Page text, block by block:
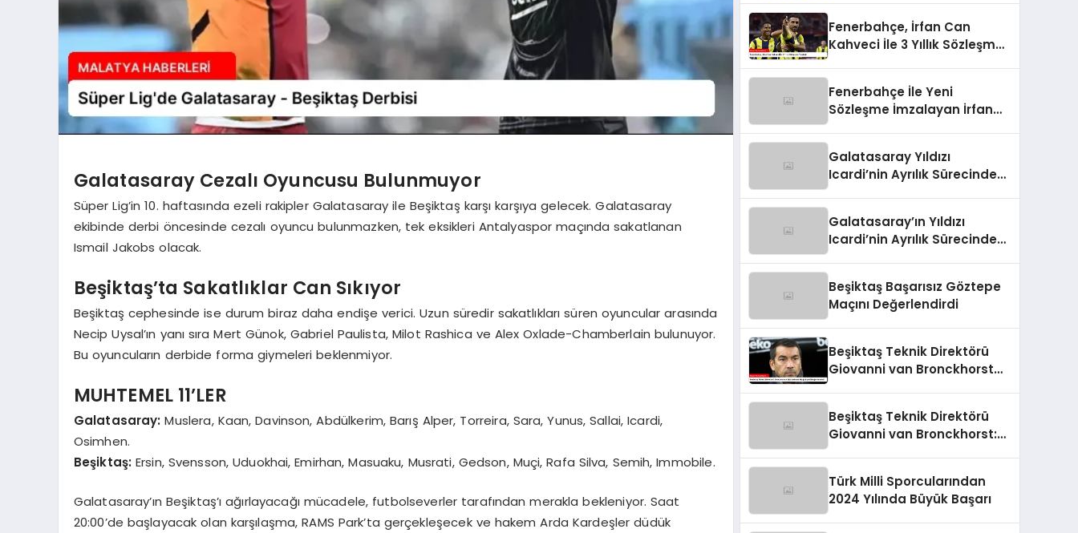
Galatasaray Cezalı Oyuncusu Bulunmuyor
Süper Lig’in 10. haftasında ezeli rakipler Galatasaray ile Beşiktaş karşı karşıya gelecek. Galatasaray
ekibinde derbi öncesinde cezalı oyuncu bulunmazken, tek eksikleri Antalyaspor maçında sakatlanan
Ismail Jakobs olacak.
Beşiktaş’ta Sakatlıklar Can Sıkıyor
Beşiktaş cephesinde ise durum biraz daha endişe verici. Uzun süredir sakatlıkları süren oyuncular arasında
Necip Uysal’ın yanı sıra Mert Günok, Gabriel Paulista, Milot Rashica ve Alex Oxlade-Chamberlain bulunuyor.
Bu oyuncuların derbide forma giymeleri beklenmiyor.
MUHTEMEL 11’LER
Galatasaray: Muslera, Kaan, Davinson, Abdülkerim, Barış Alper, Torreira, Sara, Yunus, Sallai, Icardi,
Osimhen.
Beşiktaş: Ersin, Svensson, Uduokhai, Emirhan, Masuaku, Musrati, Gedson, Muçi, Rafa Silva, Semih, Immobile.
Galatasaray’ın Beşiktaş’ı ağırlayacağı mücadele, futbolseverler tarafından merakla bekleniyor. Saat
20:00’de başlayacak olan karşılaşma, RAMS Park’ta gerçekleşecek ve hakem Arda Kardeşler düdük
Fenerbahçe, İrfan Can
Kahveci İle 3 Yıllık Sözleşme
Fenerbahçe İle Yeni
Sözleşme İmzalayan İrfan
Galatasaray Yıldızı
Icardi’nin Ayrılık Sürecindeki
Galatasaray’ın Yıldızı
Icardi’nin Ayrılık Sürecindeki
Beşiktaş Başarısız Göztepe
Maçını Değerlendirdi
Beşiktaş Teknik Direktörü
Giovanni van Bronckhorst
Beşiktaş Teknik Direktörü
Giovanni van Bronckhorst:
Türk Milli Sporcularından
2024 Yılında Büyük Başarı